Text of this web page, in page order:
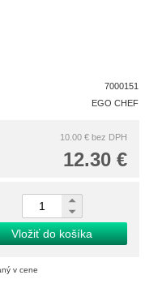
7000151
EGO CHEF
10.00 € bez DPH
12.30 €
Vložiť do košíka
v cene